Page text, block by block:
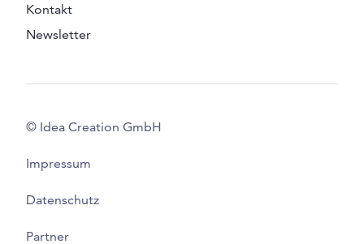
Kontakt
Newsletter
© Idea Creation GmbH
Impressum
Datenschutz
Partner